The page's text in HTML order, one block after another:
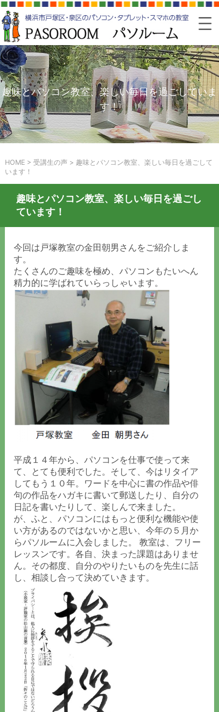
趣味とパソコン教室、楽しい毎日を過ごしていま
す！
HOME > 受講生の声 > 趣味とパソコン教室、楽しい毎日を過ごして
います！
趣味とパソコン教室、楽しい毎日を過ごし
ています！
今回は戸塚教室の金田朝男さんをご紹介しま
す。
たくさんのご趣味を極め、パソコンもたいへん
精力的に学ばれていらっしゃいます。
平成１４年から、パソコンを仕事で使って来
て、とても便利でした。そして、今はリタイア
してもう１０年。ワードを中心に書の作品や俳
句の作品をハガキに書いて郵送したり、自分の
日記を書いたりして、楽しんで来ました。
が、ふと、パソコンにはもっと便利な機能や使
い方があるのではないかと思い、今年の５月か
らパソルームに入会しました。 教室は、フリー
レッスンです。各自、決まった課題はありませ
ん。その都度、自分のやりたいものを先生に話
し、相談し合って決めていきます。